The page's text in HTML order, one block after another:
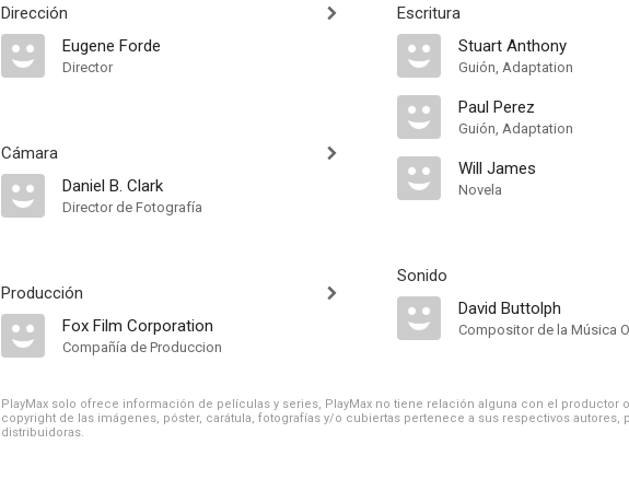
Dirección
Eugene Forde
Director
Cámara
Daniel B. Clark
Director de Fotografía
Producción
Fox Film Corporation
Compañía de Produccion
Escritura
Stuart Anthony
Guión, Adaptation
Paul Perez
Guión, Adaptation
Will James
Novela
Sonido
David Buttolph
Compositor de la Música
PlayMax solo ofrece información de películas y series, PlayMax no tiene relación alguna con el productor
copyright de las imágenes, póster, carátula, fotografías y/o cubiertas pertenece a sus respectivos autores,
distribuidoras.